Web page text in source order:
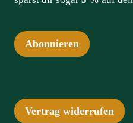
Abonnieren
Vertrag widerrufen